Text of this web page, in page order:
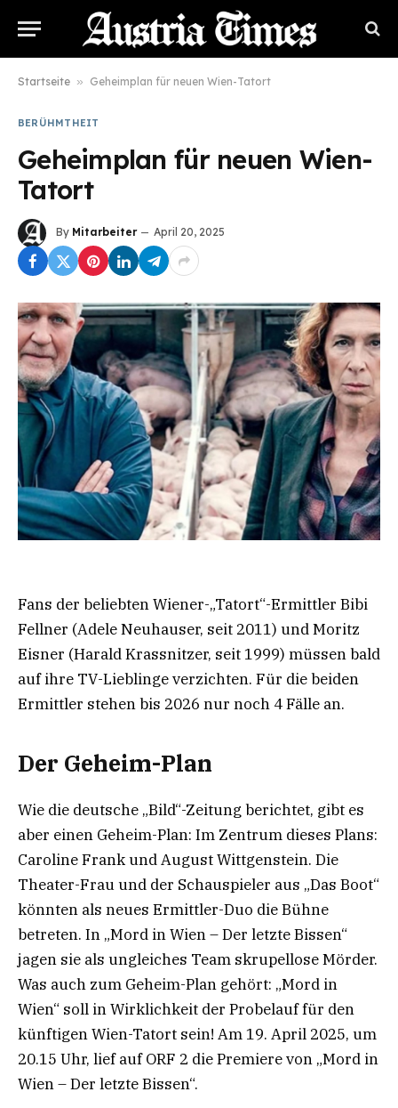
Startseite » Geheimplan für neuen Wien-Tatort
BERÜHMTHEIT
Geheimplan für neuen Wien-
Tatort
By Mitarbeiter April 20, 2025
Fans der beliebten Wiener-„Tatort“-Ermittler Bibi
Fellner (Adele Neuhauser, seit 2011) und Moritz
Eisner (Harald Krassnitzer, seit 1999) müssen bald
auf ihre TV-Lieblinge verzichten. Für die beiden
Ermittler stehen bis 2026 nur noch 4 Fälle an.
Der Geheim-Plan
Wie die deutsche „Bild“-Zeitung berichtet, gibt es
aber einen Geheim-Plan: Im Zentrum dieses Plans:
Caroline Frank und August Wittgenstein. Die
Theater-Frau und der Schauspieler aus „Das Boot“
könnten als neues Ermittler-Duo die Bühne
betreten. In „Mord in Wien – Der letzte Bissen“
jagen sie als ungleiches Team skrupellose Mörder.
Was auch zum Geheim-Plan gehört: „Mord in
Wien“ soll in Wirklichkeit der Probelauf für den
künftigen Wien-Tatort sein! Am 19. April 2025, um
20.15 Uhr, lief auf ORF 2 die Premiere von „Mord in
Wien – Der letzte Bissen“.